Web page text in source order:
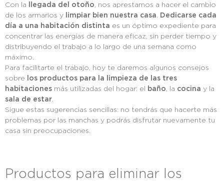
Con la llegada del otoño , nos aprestamos a hacer el cambio
de los armarios y
limpiar bien nuestra casa
Dedicarse cada
día a una habitación distinta es un óptimo expediente para
concentrar las energías de manera eficaz, sin perder tiempo y
distribuyendo el trabajo a lo largo de una semana como
máximo.
Para facilitarte el trabajo, hoy te daremos algunos consejos
sobre
los productos para la limpieza de las tres
habitaciones más utilizadas del hogar: el baño , la cocina y la
sala de estar
Sigue estas sugerencias sencillas: no tendrás que hacerte más
problemas por las manchas y podrás disfrutar nuevamente tu
casa sin preocupaciones.
Productos para eliminar los